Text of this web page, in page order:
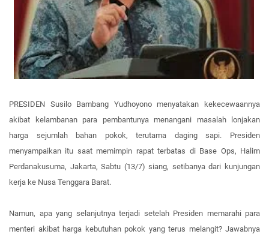
PRESIDEN Susilo Bambang Yudhoyono menyatakan kekecewaannya
akibat kelambanan para pembantunya menangani masalah lonjakan
harga sejumlah bahan pokok, terutama daging sapi. Presiden
menyampaikan itu saat memimpin rapat terbatas di Base Ops, Halim
Perdanakusuma, Jakarta, Sabtu (13/7) siang, setibanya dari kunjungan
kerja ke Nusa Tenggara Barat.
Namun, apa yang selanjutnya terjadi setelah Presiden memarahi para
menteri akibat harga kebutuhan pokok yang terus melangit? Jawabnya